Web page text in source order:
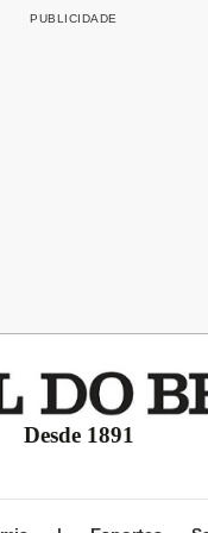
Desde 1891